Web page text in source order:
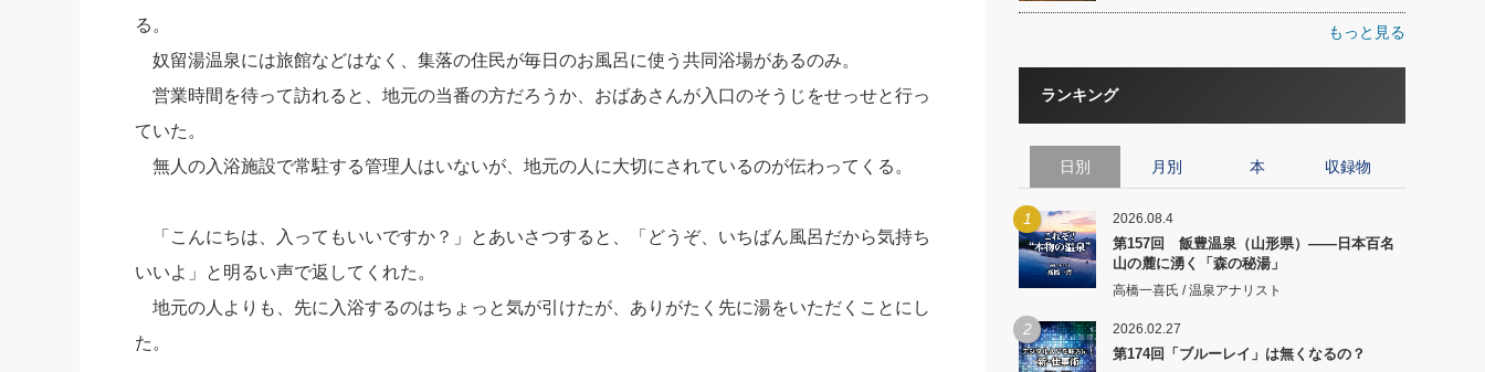
る。
奴留湯温泉には旅館などはなく、集落の住民が毎日のお風呂に使う共同浴場があるのみ。
営業時間を待って訪れると、地元の当番の方だろうか、おばあさんが入口のそうじをせっせと行っ
ていた。
無人の入浴施設で常駐する管理人はいないが、地元の人に大切にされているのが伝わってくる。
「こんにちは、入ってもいいですか？」とあいさつすると、「どうぞ、いちばん風呂だから気持ち
いいよ」と明るい声で返してくれた。
地元の人よりも、先に入浴するのはちょっと気が引けたが、ありがたく先に湯をいただくことにし
た。
もっと見る
ランキング
日別 月別 本 収録物
1 2026.08.4
第157回 飯豊温泉（山形県）――日本百名
山の麓に湧く「森の秘湯」
高橋一喜氏 / 温泉アナリスト
2 2026.02.27
第174回「ブルーレイ」は無くなるの？